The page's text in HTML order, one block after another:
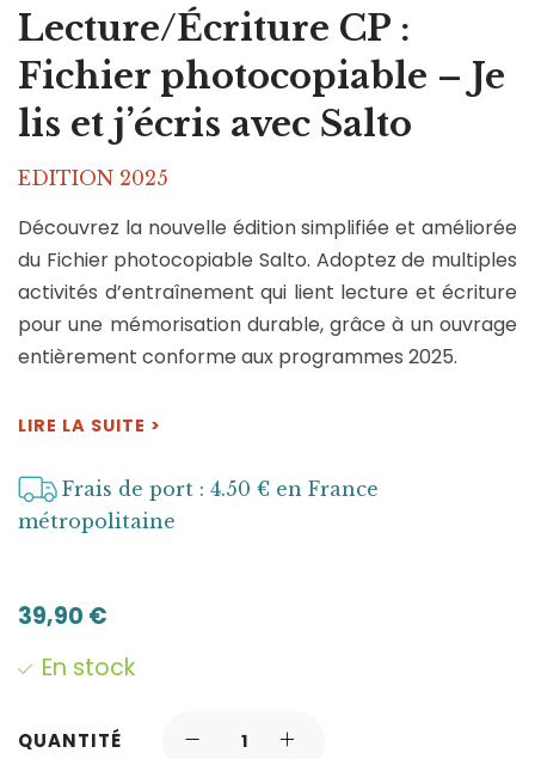
Lecture/Écriture CP :
Fichier photocopiable – Je
lis et j’écris avec Salto
EDITION 2025
Découvrez la nouvelle édition simplifiée et améliorée
du Fichier photocopiable Salto. Adoptez de multiples
activités d’entraînement qui lient lecture et écriture
pour une mémorisation durable, grâce à un ouvrage
entièrement conforme aux programmes 2025.
LIRE LA SUITE >
Frais de port : 4.50 € en France
métropolitaine
39,90 €
En stock
QUANTITÉ